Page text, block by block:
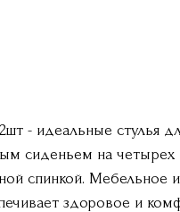
- идеальные стулья
сиденьем на четырех
спинкой. Мебельное
здоровое и